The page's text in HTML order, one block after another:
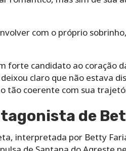
com o próprio
forte candidato ao coração
claro que não estava
tão coerente com sua
de
interpretada por Betty